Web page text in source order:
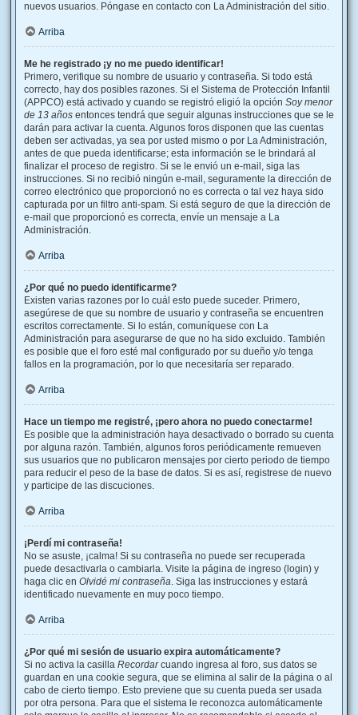
nuevos usuarios. Póngase en contacto con La Administración del sitio.
Arriba
Me he registrado ¡y no me puedo identificar!
Primero, verifique su nombre de usuario y contraseña. Si todo está
correcto, hay dos posibles razones. Si el Sistema de Protección Infantil
(APPCO) está activado y cuando se registró eligió la opción Soy menor
de 13 años entonces tendrá que seguir algunas instrucciones que se le
darán para activar la cuenta. Algunos foros disponen que las cuentas
deben ser activadas, ya sea por usted mismo o por La Administración,
antes de que pueda identificarse; esta información se le brindará al
finalizar el proceso de registro. Si se le envió un e-mail, siga las
instrucciones. Si no recibió ningún e-mail, seguramente la dirección de
correo electrónico que proporcionó no es correcta o tal vez haya sido
capturada por un filtro anti-spam. Si está seguro de que la dirección de
e-mail que proporcionó es correcta, envíe un mensaje a La
Administración.
Arriba
¿Por qué no puedo identificarme?
Existen varias razones por lo cuál esto puede suceder. Primero,
asegúrese de que su nombre de usuario y contraseña se encuentren
escritos correctamente. Si lo están, comuníquese con La
Administración para asegurarse de que no ha sido excluido. También
es posible que el foro esté mal configurado por su dueño y/o tenga
fallos en la programación, por lo que necesitaría ser reparado.
Arriba
Hace un tiempo me registré, ¡pero ahora no puedo conectarme!
Es posible que la administración haya desactivado o borrado su cuenta
por alguna razón. También, algunos foros periódicamente remueven
sus usuarios que no publicaron mensajes por cierto periodo de tiempo
para reducir el peso de la base de datos. Si es así, registrese de nuevo
y participe de las discuciones.
Arriba
¡Perdí mi contraseña!
No se asuste, ¡calma! Si su contraseña no puede ser recuperada
puede desactivarla o cambiarla. Visite la página de ingreso (login) y
haga clic en Olvidé mi contraseña. Siga las instrucciones y estará
identificado nuevamente en muy poco tiempo.
Arriba
¿Por qué mi sesión de usuario expira automáticamente?
Si no activa la casilla Recordarcuando ingresa al foro, sus datos se
guardan en una cookie segura, que se elimina al salir de la página o al
cabo de cierto tiempo. Esto previene que su cuenta pueda ser usada
por otra persona. Para que el sistema le reconozca automáticamente